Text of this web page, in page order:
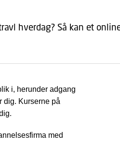
hverdag? Så kan et
i, herunder adgang
dig. Kurserne på
med